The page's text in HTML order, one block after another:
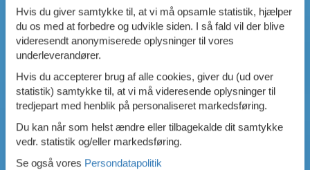
Hvis du giver samtykke til, at vi må opsamle statistik, hjælper
du os med at forbedre og udvikle siden. I så fald vil der blive
videresendt anonymiserede oplysninger til vores
underleverandører.
Hvis du accepterer brug af alle cookies, giver du (ud over
statistik) samtykke til, at vi må videresende oplysninger til
tredjepart med henblik på personaliseret markedsføring.
Du kan når som helst ændre eller tilbagekalde dit samtykke
vedr. statistik og/eller markedsføring.
Se også vores Persondatapolitik